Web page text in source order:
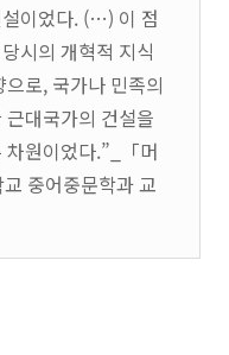
이었다. (…) 이 점
시의 개혁적 지식
로, 국가나 민족의
대국가의 건설을
원이었다.”_「머
중어중문학과 교